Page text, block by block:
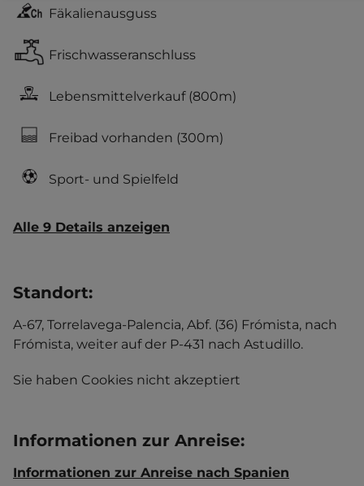
Fäkalienausguss
Frischwasseranschluss
Lebensmittelverkauf(800m)
Freibad vorhanden (300m)
Sport- und Spielfeld
Alle 9 Details anzeigen
Standort:
A-67, Torrelavega-Palencia, Abf. (36) Frómista, nach
Frómista, weiter auf der P-431 nach Astudillo.
Sie haben Cookies nicht akzeptiert
Informationen zur Anreise:
Informationen zur Anreise nach Spanien